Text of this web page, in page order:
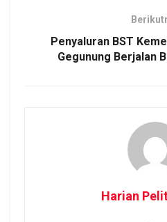
Penyaluran BST
Gegunung Berjalan
Harian